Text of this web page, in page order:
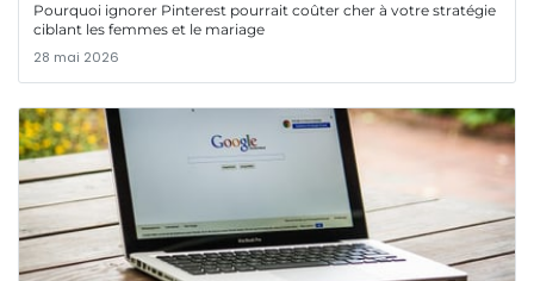
Pourquoi ignorer Pinterest pourrait coûter cher à votre stratégie
ciblant les femmes et le mariage
28 mai 2026